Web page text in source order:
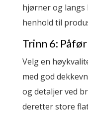
hjørner og langs
henhold til
Trinn 6:
Velg en
med god
og detaljer ved
deretter store